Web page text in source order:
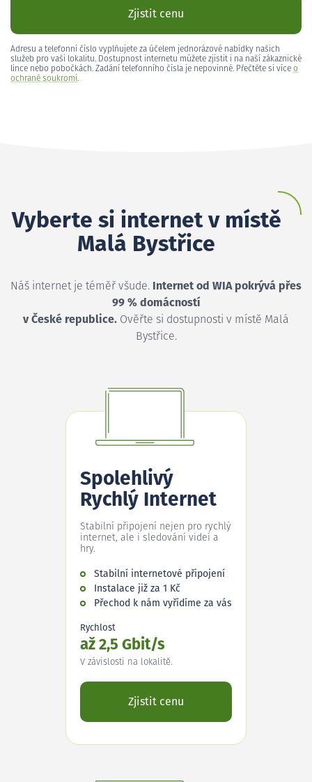
Zjistit cenu
Adresu a telefonní číslo vyplňujete za účelem jednorázové nabídky našich
služeb pro vaši lokalitu. Dostupnost internetu můžete zjistit i na naší zákaznické
lince nebo pobočkách. Zadání telefonního čísla je nepovinné. Přečtěte si více o
ochraně soukromí.
Vyberte si internet v místě
Malá Bystřice
Náš internet je téměř všude. Internet od WIA pokrývá přes
99 % domácností
v České republice. Ověřte si dostupnosti v místě Malá
Bystřice.
Spolehlivý
Rychlý Internet
Stabilní připojení nejen pro rychlý
internet, ale i sledování videí a
hry.
Stabilní internetové připojení
Instalace již za 1 Kč
Přechod k nám vyřídíme za vás
Rychlost
až 2,5 Gbit/s
V závislosti na lokalitě.
Zjistit cenu